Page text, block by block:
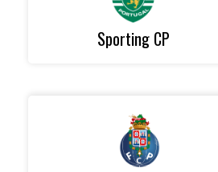
Sporting CP